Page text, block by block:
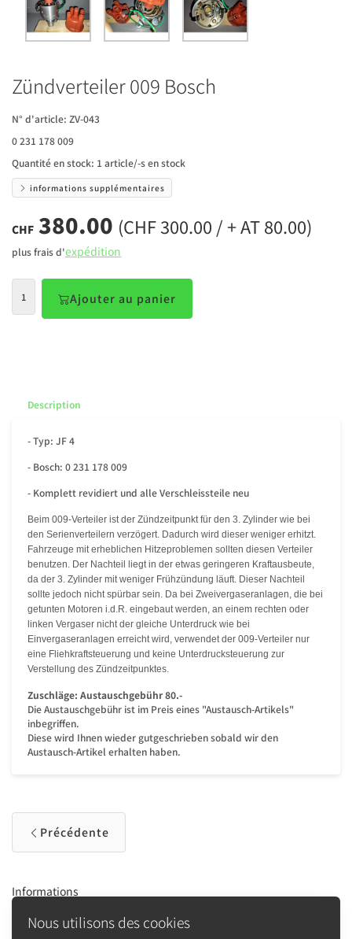
Nous utilisons des cookies
Zündverteiler 009 Bosch
N° d'article: ZV-043
0 231 178 009
Quantité en stock: 1 article/-s en stock
informations supplémentaires
CHF 380.00 (CHF 300.00 / + AT 80.00)
plus frais d'expédition
Ajouter au panier
Description
- Typ: JF 4
- Bosch: 0 231 178 009
- Komplett revidiert und alle Verschleissteile neu
Beim 009-Verteiler ist der Zündzeitpunkt für den 3. Zylinder wie bei
den Serienverteilern verzögert. Dadurch wird dieser weniger erhitzt.
Fahrzeuge mit erheblichen Hitzeproblemen sollten diesen Verteiler
benutzen. Der Nachteil liegt in der etwas geringeren Kraftausbeute,
da der 3. Zylinder mit weniger Frühzündung läuft. Dieser Nachteil
sollte jedoch nicht spürbar sein. Da bei Zweivergaseranlagen, die bei
getunten Motoren i.d.R. eingebaut werden, an einem rechten oder
linken Vergaser nicht der gleiche Unterdruck wie bei
Einvergaseranlagen erreicht wird, verwendet der 009-Verteiler nur
eine Fliehkraftsteuerung und keine Unterdrucksteuerung zur
Verstellung des Zündzeitpunktes.
Zuschläge: Austauschgebühr 80.-
Die Austauschgebühr ist im Preis eines "Austausch-Artikels"
inbegriffen.
Diese wird Ihnen wieder gutgeschrieben sobald wir den
Austausch-Artikel erhalten haben.
Précédente
Informations
Kontakt